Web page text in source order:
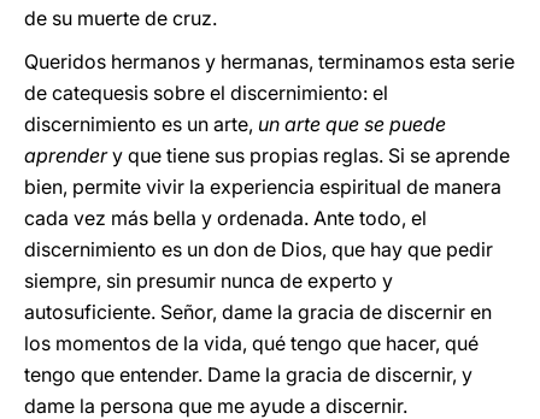
de su muerte de cruz.
Queridos hermanos y hermanas, terminamos esta serie
de catequesis sobre el discernimiento: el
discernimiento es un arte, un arte que se puede
aprendery que tiene sus propias reglas. Si se aprende
bien, permite vivir la experiencia espiritual de manera
cada vez más bella y ordenada. Ante todo, el
discernimiento es un don de Dios, que hay que pedir
siempre, sin presumir nunca de experto y
autosuficiente. Señor, dame la gracia de discernir en
los momentos de la vida, qué tengo que hacer, qué
tengo que entender. Dame la gracia de discernir, y
dame la persona que me ayude a discernir.